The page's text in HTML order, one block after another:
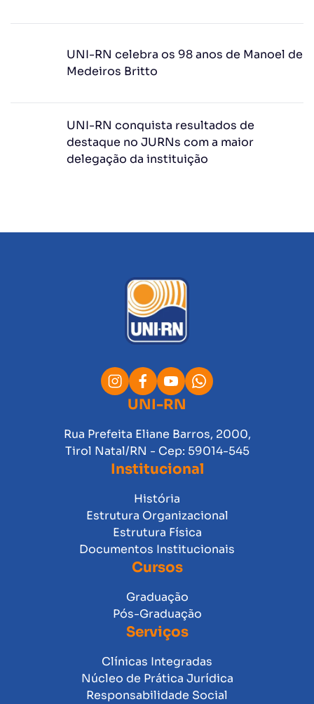
UNI-RN celebra os 98 anos de Manoel de
Medeiros Britto
UNI-RN conquista resultados de
destaque no JURNs com a maior
delegação da instituição
UNI-RN
Rua Prefeita Eliane Barros, 2000,
Tirol Natal/RN - Cep: 59014-545
Institucional
História
Estrutura Organizacional
Estrutura Física
Documentos Institucionais
Cursos
Graduação
Pós-Graduação
Serviços
Clínicas Integradas
Núcleo de Prática Jurídica
Responsabilidade Social